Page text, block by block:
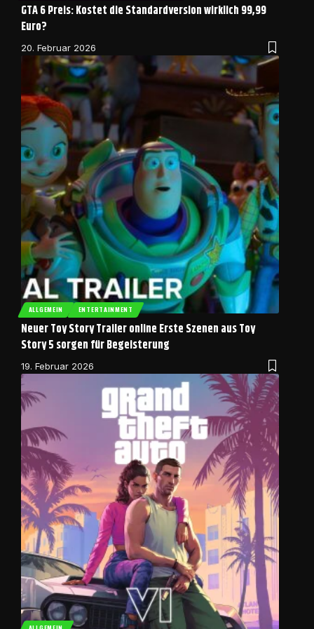
GTA 6 Preis: Kostet die Standardversion wirklich 99,99
Euro?
20. Februar 2026
ALLGEMEIN ENTERTAINMENT
Neuer Toy Story Trailer online Erste Szenen aus Toy
Story 5 sorgen für Begeisterung
19. Februar 2026